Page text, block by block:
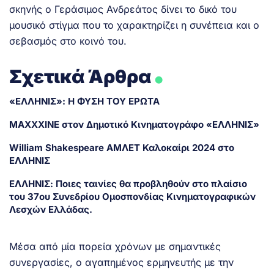
σκηνής ο Γεράσιμος Ανδρεάτος δίνει το δικό του
μουσικό στίγμα που το χαρακτηρίζει η συνέπεια και ο
σεβασμός στο κοινό του.
Σχετικά Άρθρα.
«ΕΛΛΗΝΙΣ»: Η ΦΥΣΗ ΤΟΥ ΕΡΩΤΑ
MAXXXINE στον Δημοτικό Κινηματογράφο «ΕΛΛΗΝΙΣ»
William Shakespeare ΑΜΛΕΤ Καλοκαίρι 2024 στο
ΕΛΛΗΝΙΣ
ΕΛΛΗΝΙΣ: Ποιες ταινίες θα προβληθούν στο πλαίσιο
του 37ου Συνεδρίου Ομοσπονδίας Κινηματογραφικών
Λεσχών Ελλάδας.
Μέσα από μία πορεία χρόνων με σημαντικές
συνεργασίες, ο αγαπημένος ερμηνευτής με την